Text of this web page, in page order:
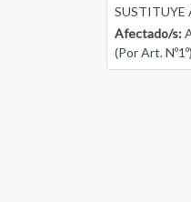
SUSTITUYE
Afectado/s:
(Por Art. Nº1º)